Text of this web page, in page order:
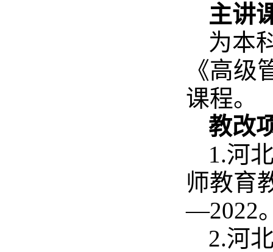
主讲
为本
《高
课程。
教改
1.河
师教育
—2022
2.河